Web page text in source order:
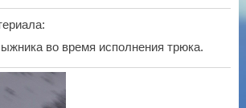
:
во время исполнения трюка.